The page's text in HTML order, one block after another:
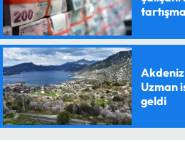
Uzman
geldi